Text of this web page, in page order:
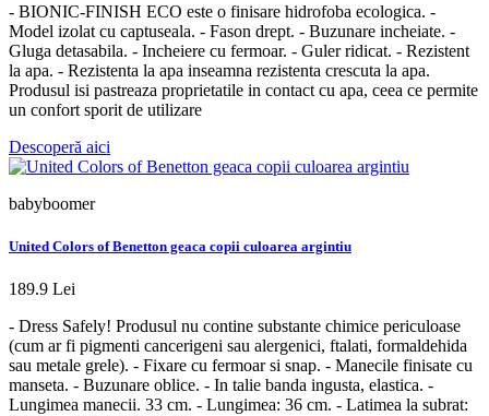
- BIONIC-FINISH ECO este o finisare hidrofoba ecologica. -
Model izolat cu captuseala. - Fason drept. - Buzunare incheiate. -
Gluga detasabila. - Incheiere cu fermoar. - Guler ridicat. - Rezistent
la apa. - Rezistenta la apa inseamna rezistenta crescuta la apa.
Produsul isi pastreaza proprietatile in contact cu apa, ceea ce permite
un confort sporit de utilizare
Descoperă aici
babyboomer
United Colors of Benetton geaca copii culoarea argintiu
189.9 Lei
- Dress Safely! Produsul nu contine substante chimice periculoase
(cum ar fi pigmenti cancerigeni sau alergenici, ftalati, formaldehida
sau metale grele). - Fixare cu fermoar si snap. - Manecile finisate cu
manseta. - Buzunare oblice. - In talie banda ingusta, elastica. -
Lungimea manecii. 33 cm. - Lungimea: 36 cm. - Latimea la subrat: